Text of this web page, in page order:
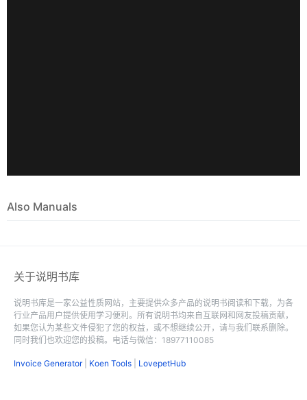
Also Manuals
关于说明书库
说明书库是一家公益性质网站，主要提供众多产品的说明书阅读和下载，为各
行业产品用户提供使用学习便利。所有说明书均来自互联网和网友投稿贡献，
如果您认为某些文件侵犯了您的权益，或不想继续公开，请与我们联系删除。
同时我们也欢迎您的投稿。电话与微信：18977110085
Invoice Generator| Koen Tools LovepetHub